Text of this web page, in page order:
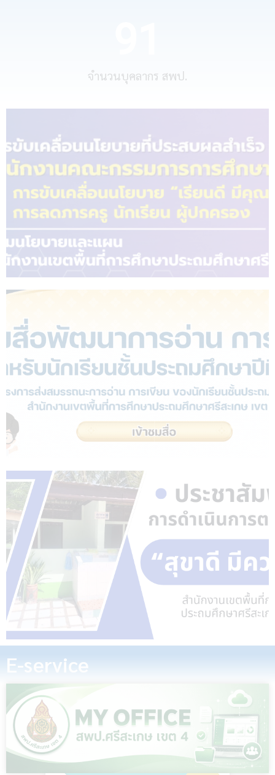
จำนวนบุคลากร สพป.
E-service